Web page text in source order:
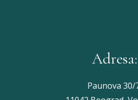
Adresa:
Paunova 30/